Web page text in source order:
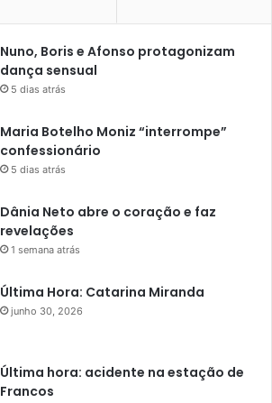
Nuno, Boris e Afonso protagonizam
dança sensual
5 dias atrás
Maria Botelho Moniz “interrompe”
confessionário
5 dias atrás
Dânia Neto abre o coração e faz
revelações
1 semana atrás
Última Hora: Catarina Miranda
junho 30, 2026
Última hora: acidente na estação de
Francos